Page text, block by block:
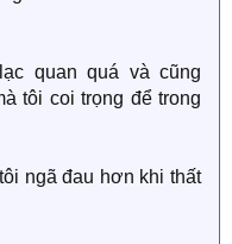
quan quá và cũng
tôi coi trọng để trong
ngã đau hơn khi thất